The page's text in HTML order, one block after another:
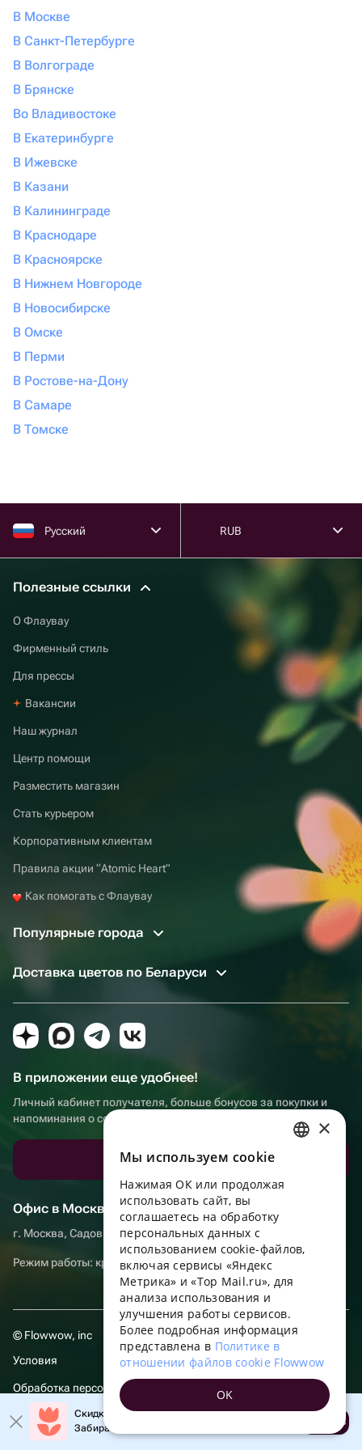
Быстрая доставка малины в шоколаде в
Балашихе
Если вам нужно подарить сладкий десерт,
целесообразно зайти на сайт Флаувау.
Здесь предлагаются разнообразные наборы ягод по
разной цене. Выбирайте селлера по отзывам
ее можно в день вручения, но лучше за пару дней до
даты. Напишите адрес получателя — и в каталоге
появятся актуальные предложения.
В Москве
В Санкт-Петербурге
В Волгограде
В Брянске
Во Владивостоке
В Екатеринбурге
В Ижевске
В Казани
В Калининграде
В Краснодаре
В Красноярске
В Нижнем Новгороде
В Новосибирске
В Омске
В Перми
В Ростове-на-Дону
В Самаре
В Томске
Русский RUB
Полезные ссылки
О Флаувау
Фирменный стиль
Для прессы
Вакансии
Наш журнал
Центр помощи
Разместить магазин
Стать курьером
Корпоративным клиентам
Правила акции “Atomic Heart”
Как помогать с Флаувау
Популярные города
Доставка цветов по Беларуси
В приложении еще удобнее!
Личный кабинет получателя, больше бонусов за покупки и
напоминания о событиях
Скачать приложение
Офис в Москве
г. Москва, Садовническая набережная, д. 9, помещение 2/3
Режим работы: круглосуточно
© Flowwow, inc
Условия
Обработка персональных данных
Компания осуществляет деятельность в области информационных
технологий: оказание услуг в сети “Интернет” по размещению
Скидка до 10% на первый заказ!
Забирайте промокод в приложении!
Открыть
ENGLISH
UKRAINIAN
PORTUGUESE
FRENCH
TURKISH
POLISH
×
Мы используем сookie
Нажимая ОК или продолжая
использовать сайт, вы
соглашаетесь на обработку
персональных данных с
использованием cookie-файлов,
включая сервисы «Яндекс
Метрика» и «Top Mail.ru», для
анализа использования и
улучшения работы сервисов.
Более подробная информация
представлена в Политике в
отношении файлов cookie Flowwow
OK